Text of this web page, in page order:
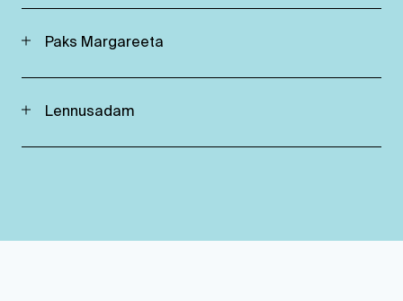
Paks Margareeta
Lennusadam